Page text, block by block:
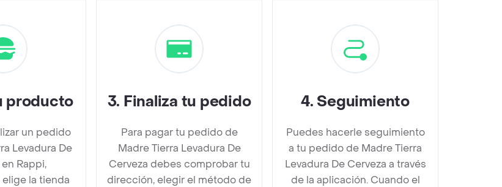
producto
un pedido
Levadura De
Rappi,
la tienda
3. Finaliza tu pedido
Para pagar tu pedido de
Madre Tierra Levadura De
Cerveza debes comprobar tu
dirección, elegir el método de
4. Seguimiento
Puedes hacerle seguimiento
a tu pedido de Madre Tierra
Levadura De Cerveza a través
de la aplicación. Cuando el